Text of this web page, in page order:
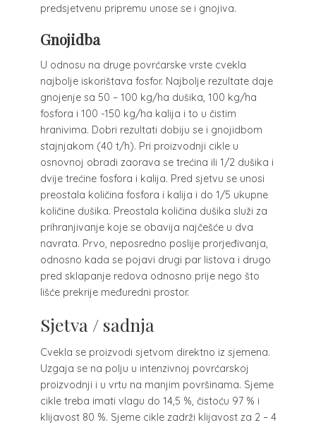
predsjetvenu pripremu unose se i gnojiva.
Gnojidba
U odnosu na druge povrćarske vrste cvekla
najbolje iskorištava fosfor. Najbolje rezultate daje
gnojenje sa 50 – 100 kg/ha dušika, 100 kg/ha
fosfora i 100 -150 kg/ha kalija i to u čistim
hranivima. Dobri rezultati dobiju se i gnojidbom
stajnjakom (40 t/h). Pri proizvodnji cikle u
osnovnoj obradi zaorava se trećina ili 1/2 dušika i
dvije trećine fosfora i kalija. Pred sjetvu se unosi
preostala količina fosfora i kalija i do 1/5 ukupne
količine dušika. Preostala količina dušika služi za
prihranjivanje koje se obavija najčešće u dva
navrata. Prvo, neposredno poslije prorjeđivanja,
odnosno kada se pojavi drugi par listova i drugo
pred sklapanje redova odnosno prije nego što
lišće prekrije međuredni prostor.
Sjetva / sadnja
Cvekla se proizvodi sjetvom direktno iz sjemena.
Uzgaja se na polju u intenzivnoj povrćarskoj
proizvodnji i u vrtu na manjim površinama. Sjeme
cikle treba imati vlagu do 14,5 %, čistoću 97 % i
klijavost 80 %. Sjeme cikle zadrži klijavost za 2 – 4